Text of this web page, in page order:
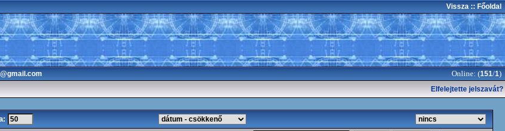
Vissza :: Főoldal
Online: (151/1)
Elfelejtette jelszavát?